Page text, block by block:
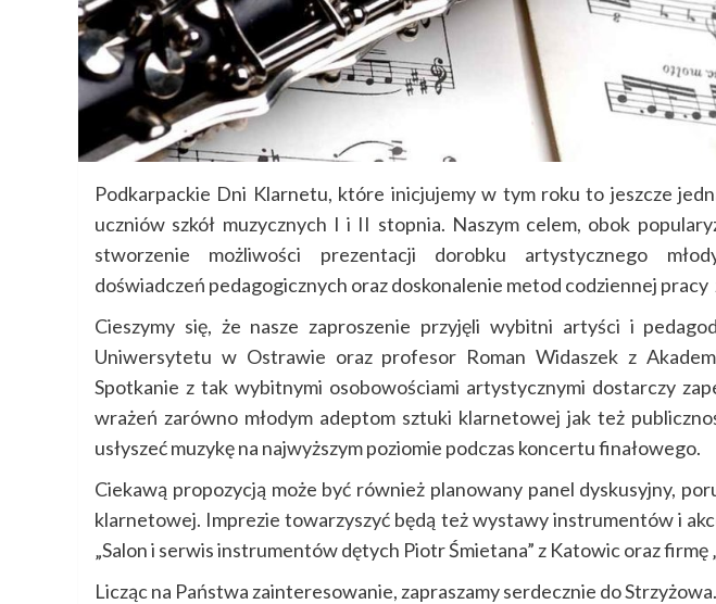
Podkarpackie Dni Klarnetu, które inicjujemy w tym roku to jeszcze
uczniów szkół muzycznych I i II stopnia. Naszym celem, obok
stworzenie możliwości prezentacji dorobku artystycznego
doświadczeń pedagogicznych oraz doskonalenie metod codziennej pracy
Cieszymy się, że nasze zaproszenie przyjęli wybitni artyści i
Uniwersytetu w Ostrawie oraz profesor Roman Widaszek z
Spotkanie z tak wybitnymi osobowościami artystycznymi dostarczy
wrażeń zarówno młodym adeptom sztuki klarnetowej jak też
usłyszeć muzykę na najwyższym poziomie podczas koncertu finałowego.
Ciekawą propozycją może być również planowany panel dyskusyjny,
klarnetowej. Imprezie towarzyszyć będą też wystawy instrumentów i
„Salon i serwis instrumentów dętych Piotr Śmietana” z Katowic oraz firmę
Licząc na Państwa zainteresowanie, zapraszamy serdecznie do Strzyżowa.